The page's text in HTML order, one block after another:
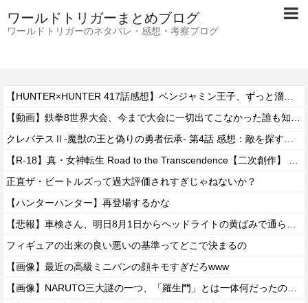
ワールドトリガーまとめブログ
ワールドトリガーのネタバレ・感想・考察ブログ
正直ザ・ビートルズって過大評価されすぎじゃねないか？
【ハンターハンター】再登場するかな
フィギュアの出来の良い悪いの基準ってどこで決まるの
【画像】最近の高級ミニバンの顔キモすぎだろwww